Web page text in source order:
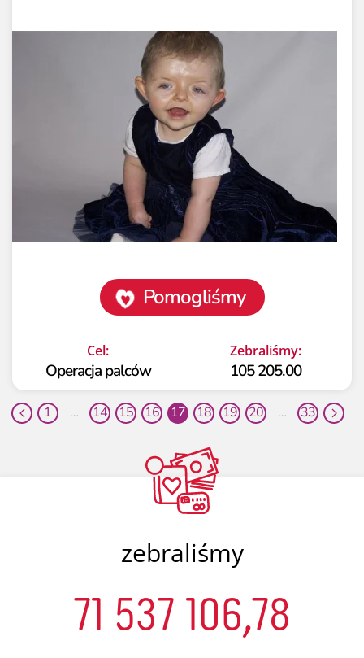
Pomogliśmy
Cel:
Operacja palców
Zebraliśmy:
105 205.00
1 … 14 15 16 17 18 19 20 … 33
zebraliśmy
71 537 106,78